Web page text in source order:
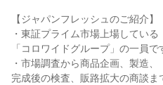
【ジャパンフレッシュのご紹介】
・東証プライム市場上場している
「コロワイドグループ」の一員で
・市場調査から商品企画、製造、
完成後の検査、販路拡大の商談ま